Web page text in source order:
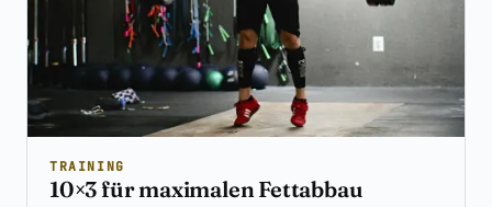
TRAINING
10×3 für maximalen Fettabbau